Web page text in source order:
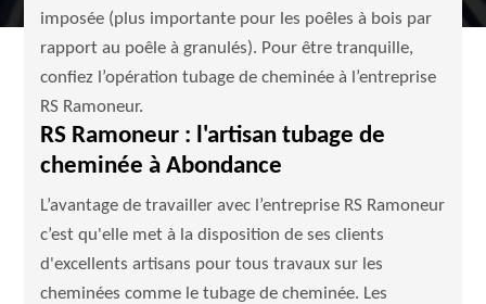
imposée (plus importante pour les poêles à bois par
rapport au poêle à granulés). Pour être tranquille,
confiez l’opération tubage de cheminée à l’entreprise
RS Ramoneur.
RS Ramoneur : l'artisan tubage de
cheminée à Abondance
L’avantage de travailler avec l’entreprise RS Ramoneur
c’est qu'elle met à la disposition de ses clients
d'excellents artisans pour tous travaux sur les
cheminées comme le tubage de cheminée. Les